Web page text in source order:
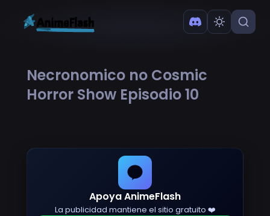
Necronomico no Cosmic
Horror Show Episodio 10
Apoya AnimeFlash
La publicidad mantiene el sitio gratuito ❤️